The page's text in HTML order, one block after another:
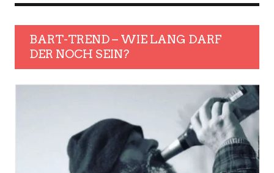
BART-TREND – WIE LANG DARF
DER NOCH SEIN?